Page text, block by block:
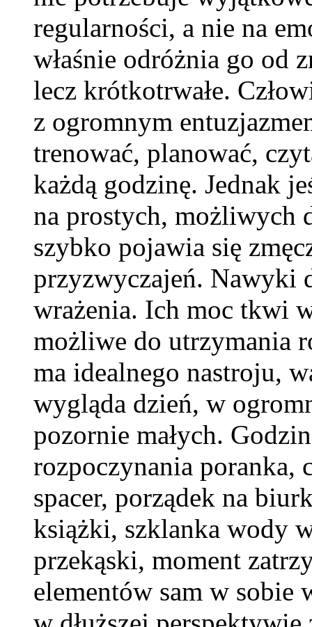
regularności, a nie na
właśnie odróżnia go od
lecz krótkotrwałe.
z ogromnym
trenować, planować,
każdą godzinę. Jednak
na prostych, możliwych
szybko pojawia się
przyzwyczajeń. Nawyki
wrażenia. Ich moc tkwi
możliwe do utrzymania
ma idealnego nastroju,
wygląda dzień, w
pozornie małych.
rozpoczynania
spacer, porządek na
książki, szklanka wody
przekąski, moment
elementów sam w sobie